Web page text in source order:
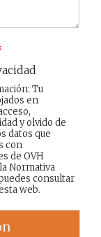
Tu
en
y olvido de
datos que
con
de OVH
Normativa
consultar
web.